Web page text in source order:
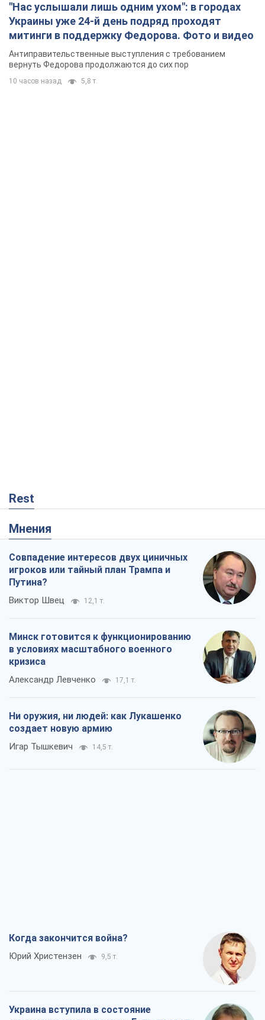
"Нас услышали лишь одним ухом": в городах
Украины уже 24-й день подряд проходят
митинги в поддержку Федорова. Фото и видео
Антиправительственные выступления с требованием
вернуть Федорова продолжаются до сих пор
10 часов назад 5,8 т.
Rest
Мнения
Совпадение интересов двух циничных
игроков или тайный план Трампа и
Путина?
Виктор Швец 12,1 т.
Минск готовится к функционированию
в условиях масштабного военного
кризиса
Александр Левченко 17,1 т.
Ни оружия, ни людей: как Лукашенко
создает новую армию
Игар Тышкевич 14,5 т.
Когда закончится война?
Юрий Христензен 9,5 т.
Украина вступила в состояние